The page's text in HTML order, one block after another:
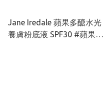
Jane Iredale 蘋果多醣水光
養膚粉底液 SPF30 #蘋果水